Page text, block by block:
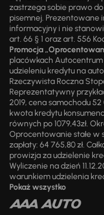
zastrzega sobie prawo
pisemnej. Prezentowane
informacyjny i nie
art. 66 § 1 oraz art. 556
Promocja
placówkach
udzieleniu kredytu na
Rzeczywista Roczna
Reprezentatywny
2019, cena samochodu 52
kwota kredytu
równych po 1079,43zł.
Oprocentowanie stałe w
zapłaty: 64 765,80 zł.
prowizja za udzielenie
Wyliczenie na dzień
warunkiem udzielenia
Pokaż wszystko